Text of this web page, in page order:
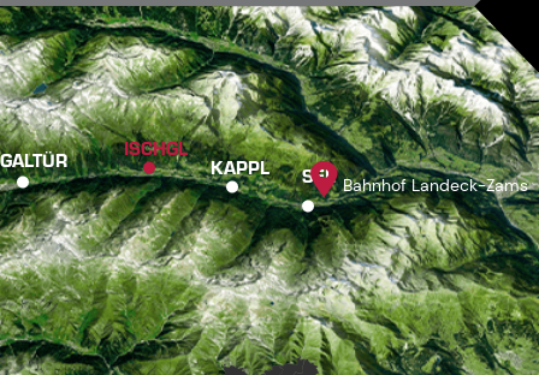
GALTÜR ISCHGL
KAPPL SEE Bahnhof Landeck-Zams